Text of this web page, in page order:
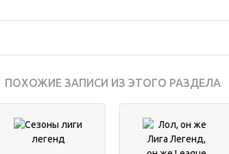
ПОХОЖИЕ ЗАПИСИ ИЗ ЭТОГО РАЗДЕЛА